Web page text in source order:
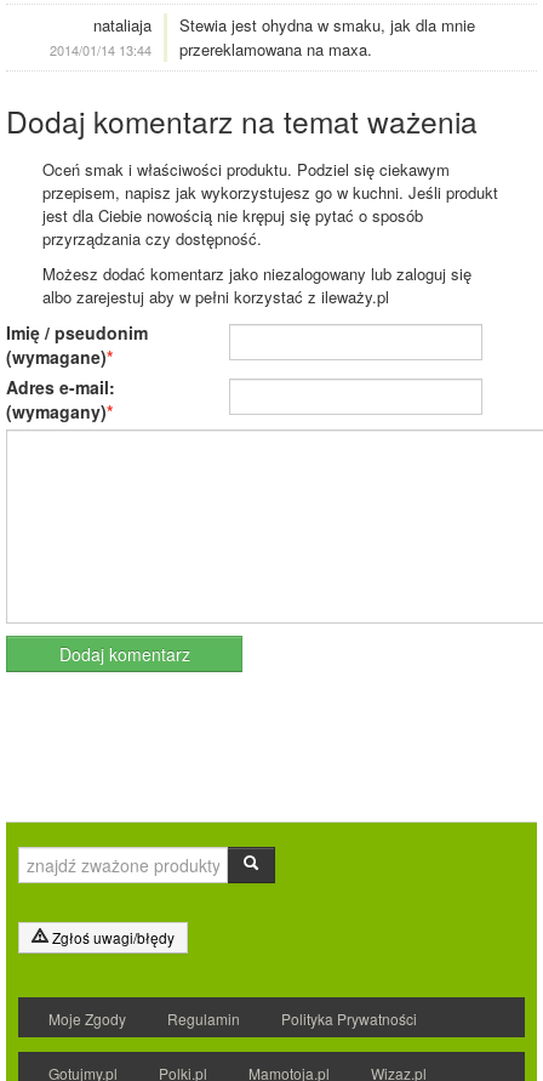
nataliaja
2014/01/14 13:44
Stewia jest ohydna w smaku, jak dla mnie
przereklamowana na maxa.
Dodaj komentarz na temat ważenia
Oceń smak i właściwości produktu. Podziel się ciekawym
przepisem, napisz jak wykorzystujesz go w kuchni. Jeśli produkt
jest dla Ciebie nowością nie krępuj się pytać o sposób
przyrządzania czy dostępność.
Możesz dodać komentarz jako niezalogowany lub zaloguj się
albo zarejestuj aby w pełni korzystać z ileważy.pl
Imię / pseudonim
(wymagane)
Adres e-mail:
(wymagany)
Zgłoś uwagi/błędy
Moje Zgody Regulamin Polityka Prywatności
Gotujmy.pl Polki.pl Mamotoja.pl Wizaz.pl